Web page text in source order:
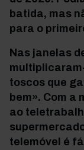
batida, mas
para o
Nas janelas
toscos que
bem». Com
ao
telemóvel é